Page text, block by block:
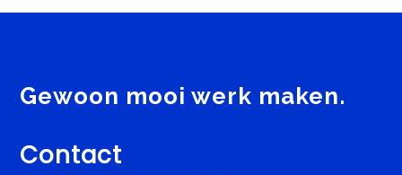
Gewoon mooi werk maken.
Contact